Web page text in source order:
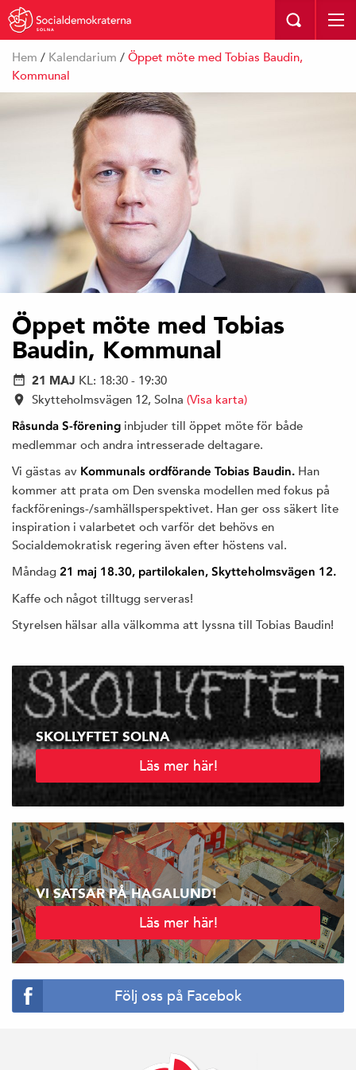
SOLNA
Hem / Kalendarium / Öppet möte med Tobias Baudin,
Kommunal
Öppet möte med Tobias
Baudin, Kommunal
21 MAJ KL: 18:30 - 19:30
Skytteholmsvägen 12, Solna (Visa karta)
Råsunda S-förening inbjuder till öppet möte för både
medlemmar och andra intresserade deltagare.
Vi gästas av Kommunals ordförande Tobias Baudin. Han
kommer att prata om Den svenska modellen med fokus på
fackförenings-/samhällsperspektivet. Han ger oss säkert lite
inspiration i valarbetet och varför det behövs en
Socialdemokratisk regering även efter höstens val.
Måndag 21 maj 18.30, partilokalen, Skytteholmsvägen 12.
Kaffe och något tilltugg serveras!
Styrelsen hälsar alla välkomma att lyssna till Tobias Baudin!
SKOLLYFTET SOLNA
Läs mer här!
VI SATSAR PÅ HAGALUND!
Läs mer här!
Följ oss på Facebok